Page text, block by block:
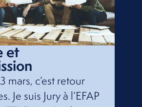
et
mars, c’est retour
Je suis Jury à l’EFAP